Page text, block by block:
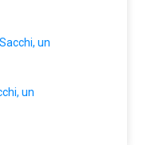
un
un